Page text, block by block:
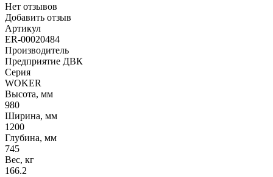
Нет отзывов
Добавить отзыв
Артикул
ER-00020484
Производитель
Предприятие ДВК
Серия
WOKER
Высота, мм
980
Ширина, мм
1200
Глубина, мм
745
Вес, кг
166.2